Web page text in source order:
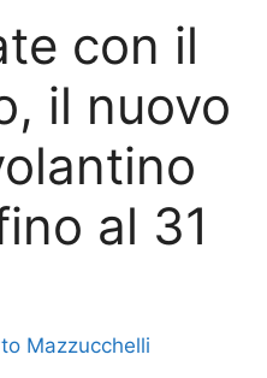
con il
il nuovo
al 31
Mazzucchelli